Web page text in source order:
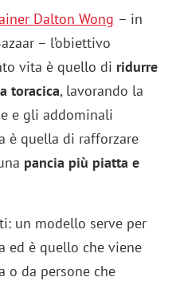
Dalton Wong – in
– l’obiettivo
vita è quello di ridurre
toracica, lavorando la
e gli addominali
è quella di rafforzare
pancia più piatta e
un modello serve per
ed è quello che viene
o da persone che